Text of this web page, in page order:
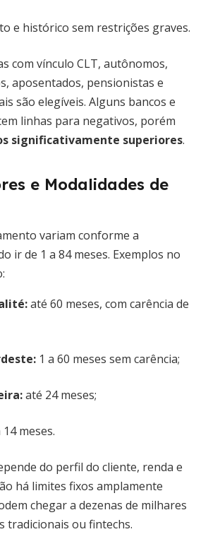
e histórico sem restrições graves.
com vínculo CLT, autônomos,
aposentados, pensionistas e
são elegíveis. Alguns bancos e
linhas para negativos, porém
significativamente superiores.
e Modalidades de
variam conforme a
ir de 1 a 84 meses. Exemplos no
até 60 meses, com carência de
1 a 60 meses sem carência;
até 24 meses;
14 meses.
do perfil do cliente, renda e
há limites fixos amplamente
chegar a dezenas de milhares
tradicionais ou fintechs.